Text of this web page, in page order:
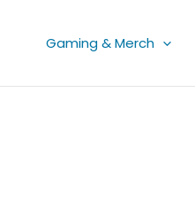
Gaming & Merch